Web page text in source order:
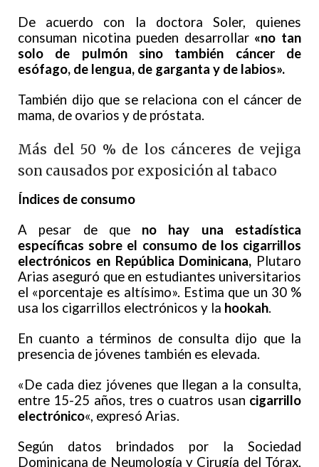
De acuerdo con la doctora Soler, quienes
consuman nicotina pueden desarrollar «no tan
solo de pulmón sino también cáncer de
esófago, de lengua, de garganta y de labios».
También dijo que se relaciona con el cáncer de
mama, de ovarios y de próstata.
Más del 50 % de los cánceres de vejiga
son causados por exposición al tabaco
Índices de consumo
A pesar de que no hay una estadística
específicas sobre el consumo de los cigarrillos
electrónicos en República Dominicana, Plutaro
Arias aseguró que en estudiantes universitarios
el «porcentaje es altísimo». Estima que un 30 %
usa los cigarrillos electrónicos y la hookah.
En cuanto a términos de consulta dijo que la
presencia de jóvenes también es elevada.
«De cada diez jóvenes que llegan a la consulta,
entre 15-25 años, tres o cuatros usan cigarrillo
electrónico«, expresó Arias.
Según datos brindados por la Sociedad
Dominicana de Neumología y Cirugía del Tórax,